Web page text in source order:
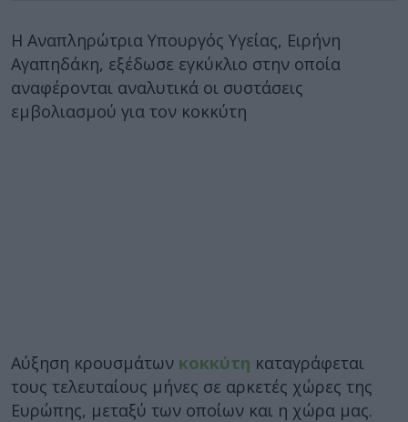
Η Αναπληρώτρια Υπουργός Υγείας, Ειρήνη
Αγαπηδάκη, εξέδωσε εγκύκλιο στην οποία
αναφέρονται αναλυτικά οι συστάσεις
εμβολιασμού για τον κοκκύτη
Αύξηση κρουσμάτων κοκκύτη καταγράφεται
τους τελευταίους μήνες σε αρκετές χώρες της
Ευρώπης, μεταξύ των οποίων και η χώρα μας.